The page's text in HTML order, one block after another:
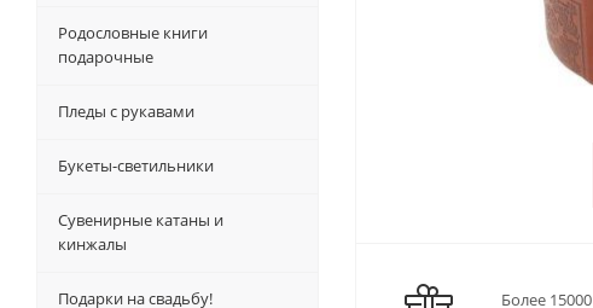
Более 15000
Родословные книги
подарочные
Пледы с рукавами
Букеты-светильники
Сувенирные катаны и
кинжалы
Подарки на свадьбу!